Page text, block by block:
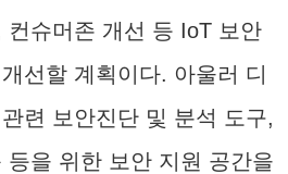
컨슈머존 개선 등 IoT 보안
선할 계획이다. 아울러 디
련 보안진단 및 분석 도구,
을 위한 보안 지원 공간을